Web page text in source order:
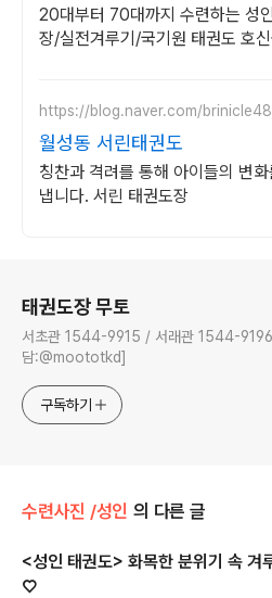
20대부터 70대까지 수련하는 성
장/실전겨루기/국기원 태권도 호
https://blog.naver.com/
월성동 서린태권도
칭찬과 격려를 통해 아이들의 변
냅니다. 서린 태권도장
태권도장 무토
서초관 1544-9915 / 서래관
담:@moototkd]
구독하기
수련사진 /성인 의 다른 글
<성인 태권도> 화목한 분위기 속 겨
♡